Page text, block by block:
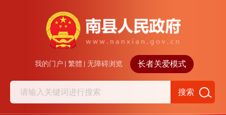
我的门户 繁體 无障碍浏览 长者关爱模式
搜索